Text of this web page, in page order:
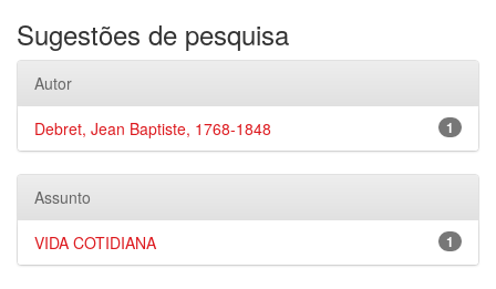
Sugestões de pesquisa
Autor
1
Debret, Jean Baptiste, 1768-1848
Assunto
1
VIDA COTIDIANA